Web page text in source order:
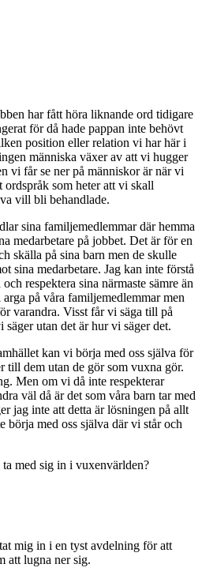
har fått höra liknande ord tidigare
för då hade pappan inte behövt
position eller relation vi har här i
människa växer av att vi hugger
vi får se ner på människor är när vi
som heter att vi skall
vill bli behandlade.
sina familjemedlemmar där hemma
medarbetare på jobbet. Det är för en
skälla på sina barn men de skulle
sina medarbetare. Jag kan inte förstå
respektera sina närmaste sämre än
på våra familjemedlemmar men
varandra. Visst får vi säga till på
utan det är hur vi säger det.
kan vi börja med oss själva för
till dem utan de gör som vuxna gör.
Men om vi då inte respekterar
väl då är det som våra barn tar med
jag inte att detta är lösningen på allt
börja med oss själva där vi står och
med sig in i vuxenvärlden?
mig in i en tyst avdelning för att
att lugna ner sig.